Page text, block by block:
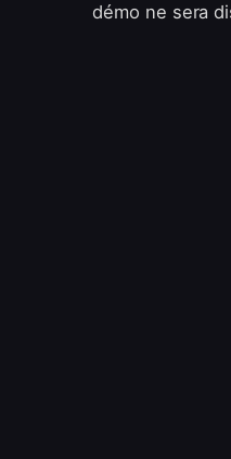
démo ne sera